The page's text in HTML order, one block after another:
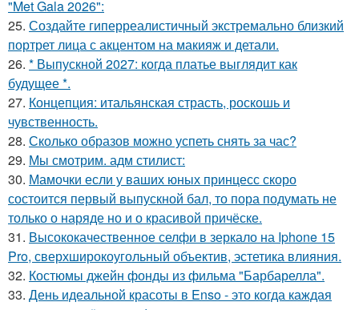
"Met Gala 2026":
25. Создайте гиперреалистичный экстремально близкий
портрет лица с акцентом на макияж и детали.
26. * Выпускной 2027: когда платье выглядит как
будущее *.
27. Концепция: итальянская страсть, роскошь и
чувственность.
28. Сколько образов можно успеть снять за час?
29. Мы смотрим. адм стилист:
30. Мамочки если у ваших юных принцесс скоро
состоится первый выпускной бал, то пора подумать не
только о наряде но и о красивой причёске.
31. Высококачественное селфи в зеркало на Iphone 15
Pro, сверхширокоугольный объектив, эстетика влияния.
32. Костюмы джейн фонды из фильма "Барбарелла".
33. День идеальной красоты в Enso - это когда каждая